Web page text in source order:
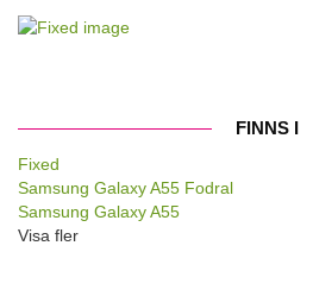
FINNS I
Fixed
Samsung Galaxy A55 Fodral
Samsung Galaxy A55
Visa fler